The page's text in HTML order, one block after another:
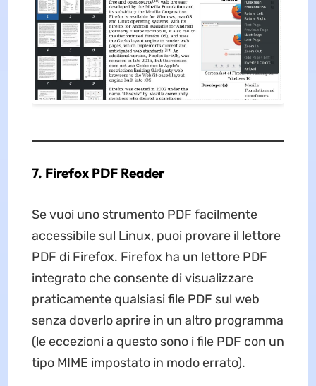
7. Firefox PDF Reader
Se vuoi uno strumento PDF facilmente
accessibile sul Linux, puoi provare il lettore
PDF di Firefox. Firefox ha un lettore PDF
integrato che consente di visualizzare
praticamente qualsiasi file PDF sul web
senza doverlo aprire in un altro programma
(le eccezioni a questo sono i file PDF con un
tipo MIME impostato in modo errato).